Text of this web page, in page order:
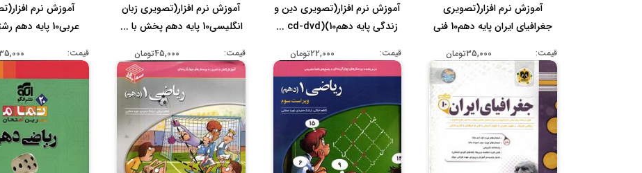
آموزش نرم افزار(تصویری
جغرافیای ایران پایه دهم10 فنی
قیمت: 35,000تومان
آموزش نرم افزار(تصویری دین و
زندگی پایه دهم10)(cd-dvd ...
قیمت: 22,000تومان
آموزش نرم افزار(تصویری زبان
انگلیسی10 پایه دهم پخش با ...
قیمت: 45,000تومان
آموزش نرم
عربی10 پایه
قیمت: